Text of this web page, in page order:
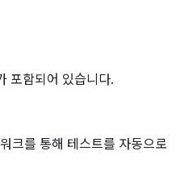
포함되어 있습니다.
크를 통해 테스트를 자동으로